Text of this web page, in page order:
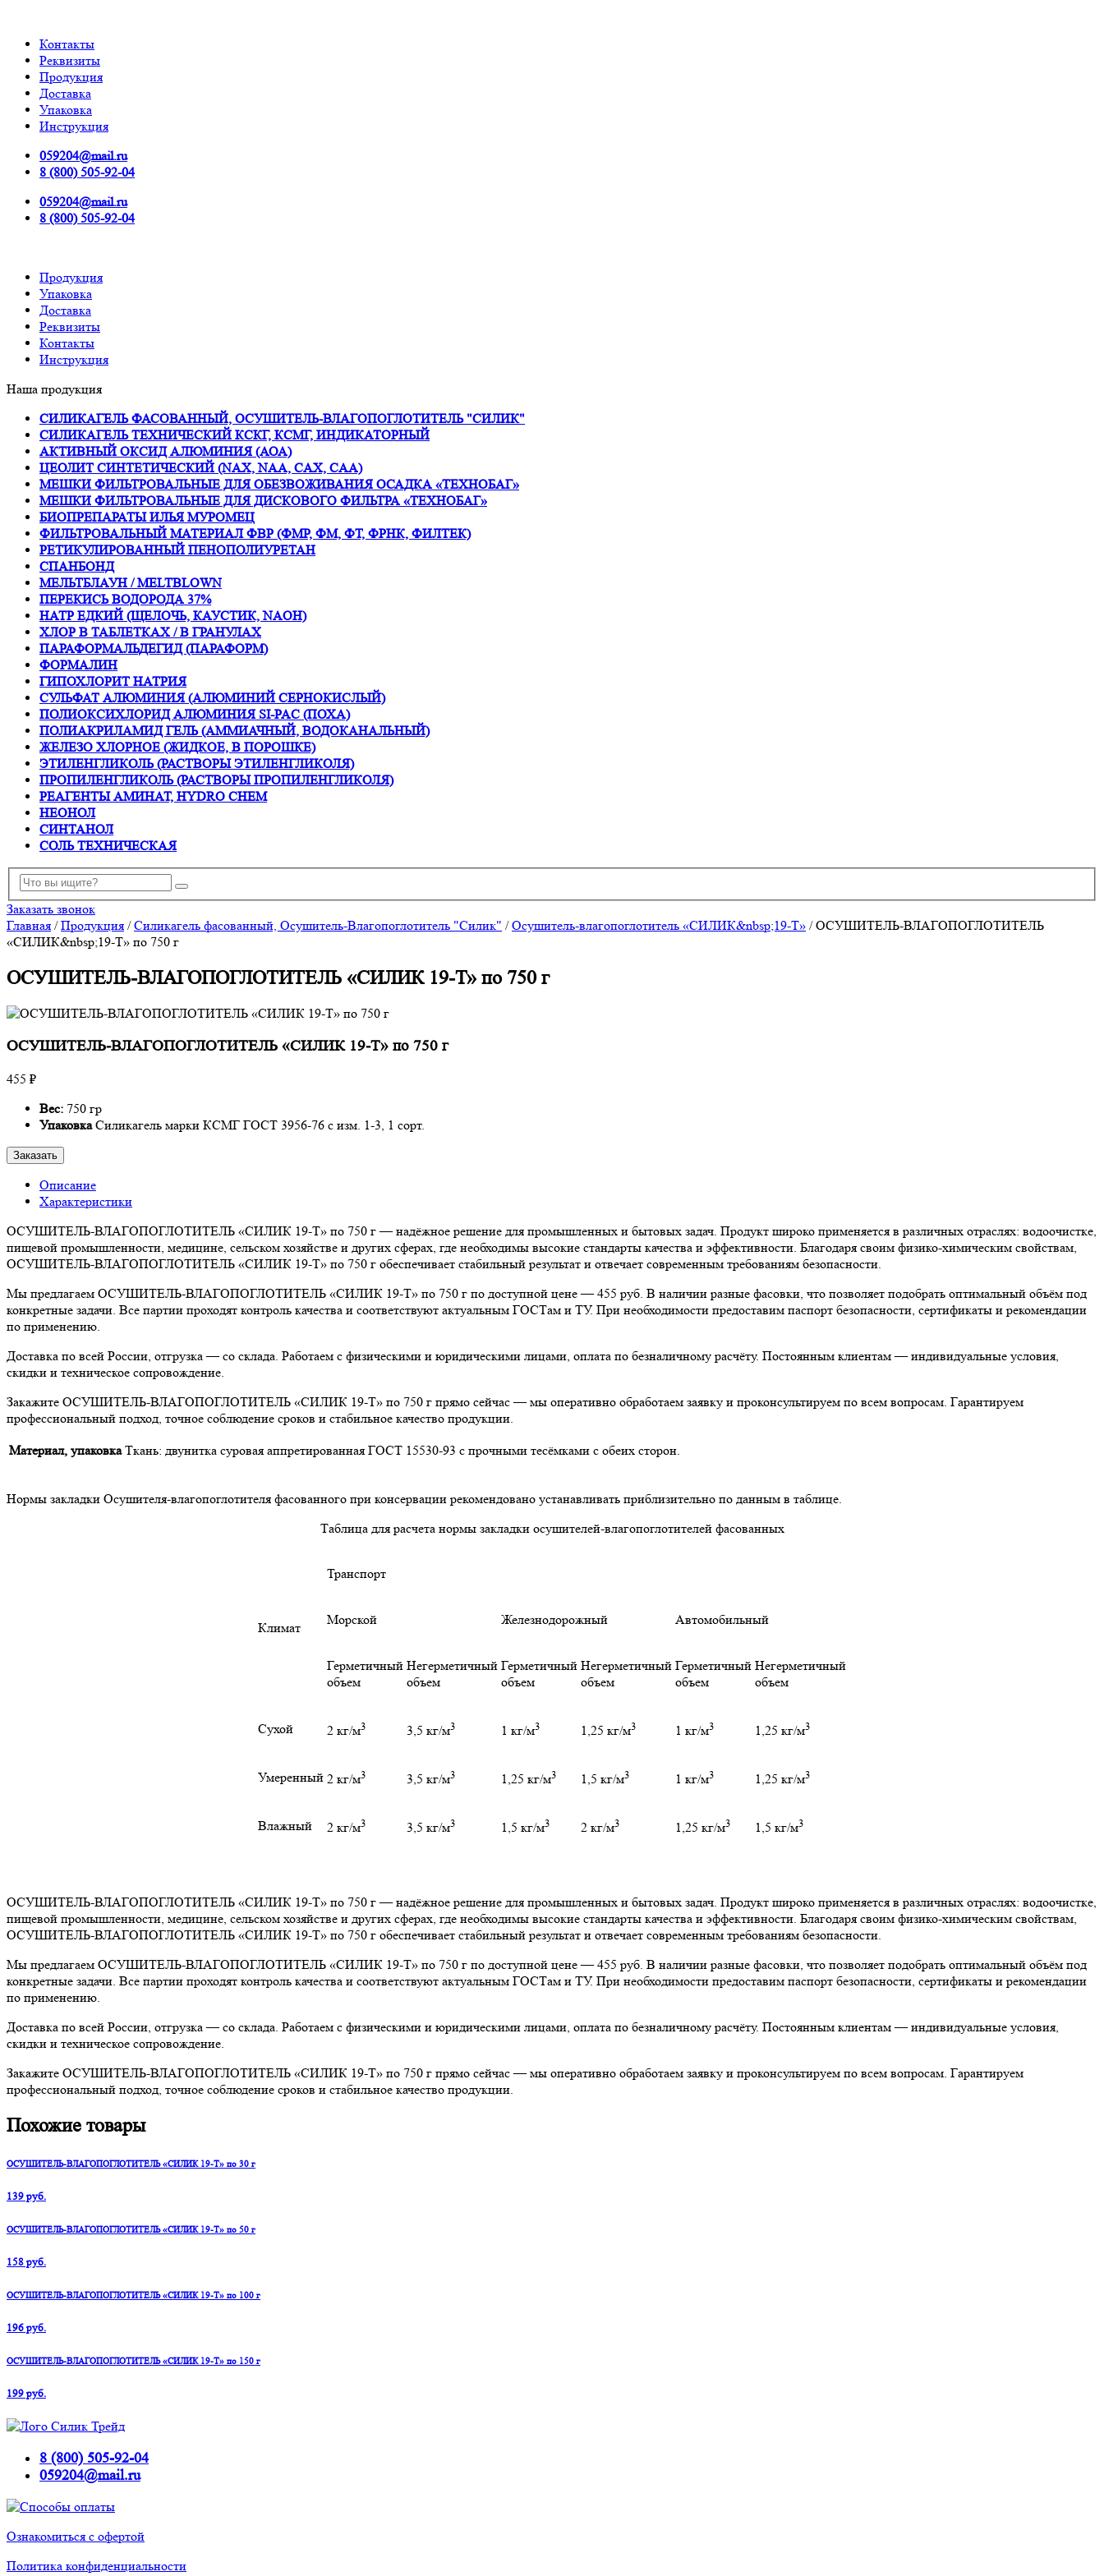
Контакты
Реквизиты
Продукция
Доставка
Упаковка
Инструкция
059204@mail.ru
8 (800) 505-92-04
059204@mail.ru
8 (800) 505-92-04
Продукция
Упаковка
Доставка
Реквизиты
Контакты
Инструкция
Наша продукция
СИЛИКАГЕЛЬ ФАСОВАННЫЙ, ОСУШИТЕЛЬ-ВЛАГОПОГЛОТИТЕЛЬ "СИЛИК"
СИЛИКАГЕЛЬ ТЕХНИЧЕСКИЙ КСКГ, КСМГ, ИНДИКАТОРНЫЙ
АКТИВНЫЙ ОКСИД АЛЮМИНИЯ (АОА)
ЦЕОЛИТ СИНТЕТИЧЕСКИЙ (NAX, NAA, CAX, CAA)
МЕШКИ ФИЛЬТРОВАЛЬНЫЕ ДЛЯ ОБЕЗВОЖИВАНИЯ ОСАДКА «ТЕХНОБАГ»
МЕШКИ ФИЛЬТРОВАЛЬНЫЕ ДЛЯ ДИСКОВОГО ФИЛЬТРА «ТЕХНОБАГ»
БИОПРЕПАРАТЫ ИЛЬЯ МУРОМЕЦ
ФИЛЬТРОВАЛЬНЫЙ МАТЕРИАЛ ФВР (ФМР, ФМ, ФТ, ФРНК, ФИЛТЕК)
РЕТИКУЛИРОВАННЫЙ ПЕНОПОЛИУРЕТАН
СПАНБОНД
МЕЛЬТБЛАУН / MELTBLOWN
ПЕРЕКИСЬ ВОДОРОДА 37%
НАТР ЕДКИЙ (ЩЕЛОЧЬ, КАУСТИК, NAOH)
ХЛОР В ТАБЛЕТКАХ / В ГРАНУЛАХ
ПАРАФОРМАЛЬДЕГИД (ПАРАФОРМ)
ФОРМАЛИН
ГИПОХЛОРИТ НАТРИЯ
СУЛЬФАТ АЛЮМИНИЯ (АЛЮМИНИЙ СЕРНОКИСЛЫЙ)
ПОЛИОКСИХЛОРИД АЛЮМИНИЯ SI-PAC (ПОХА)
ПОЛИАКРИЛАМИД ГЕЛЬ (АММИАЧНЫЙ, ВОДОКАНАЛЬНЫЙ)
ЖЕЛЕЗО ХЛОРНОЕ (ЖИДКОЕ, В ПОРОШКЕ)
ЭТИЛЕНГЛИКОЛЬ (РАСТВОРЫ ЭТИЛЕНГЛИКОЛЯ)
ПРОПИЛЕНГЛИКОЛЬ (РАСТВОРЫ ПРОПИЛЕНГЛИКОЛЯ)
РЕАГЕНТЫ АМИНАТ, HYDRO CHEM
НЕОНОЛ
СИНТАНОЛ
СОЛЬ ТЕХНИЧЕСКАЯ
Заказать звонок
Главная /Продукция /Силикагель фасованный, Осушитель-Влагопоглотитель "Силик" /Осушитель-влагопоглотитель «СИЛИК&nbsp;19-Т» /ОСУШИТЕЛЬ-ВЛАГОПОГЛОТИТЕЛЬ
«СИЛИК&nbsp;19-Т» по 750 г
ОСУШИТЕЛЬ-ВЛАГОПОГЛОТИТЕЛЬ «СИЛИК 19-Т» по 750 г
ОСУШИТЕЛЬ-ВЛАГОПОГЛОТИТЕЛЬ «СИЛИК 19-Т» по 750 г
455 ₽
Вес: 750 гр
Упаковка Силикагель марки КСМГ ГОСТ 3956-76 с изм. 1-3, 1 сорт.
Заказать
Описание
Характеристики
ОСУШИТЕЛЬ-ВЛАГОПОГЛОТИТЕЛЬ «СИЛИК 19-Т» по 750 г — надёжное решение для промышленных и бытовых задач. Продукт широко применяется в различных отраслях: водоочистке,
пищевой промышленности, медицине, сельском хозяйстве и других сферах, где необходимы высокие стандарты качества и эффективности. Благодаря своим физико-химическим свойствам,
ОСУШИТЕЛЬ-ВЛАГОПОГЛОТИТЕЛЬ «СИЛИК 19-Т» по 750 г обеспечивает стабильный результат и отвечает современным требованиям безопасности.
Мы предлагаем ОСУШИТЕЛЬ-ВЛАГОПОГЛОТИТЕЛЬ «СИЛИК 19-Т» по 750 г по доступной цене — 455 руб. В наличии разные фасовки, что позволяет подобрать оптимальный объём под
конкретные задачи. Все партии проходят контроль качества и соответствуют актуальным ГОСТам и ТУ. При необходимости предоставим паспорт безопасности, сертификаты и рекомендации
по применению.
Доставка по всей России, отгрузка — со склада. Работаем с физическими и юридическими лицами, оплата по безналичному расчёту. Постоянным клиентам — индивидуальные условия,
скидки и техническое сопровождение.
Закажите ОСУШИТЕЛЬ-ВЛАГОПОГЛОТИТЕЛЬ «СИЛИК 19-Т» по 750 г прямо сейчас — мы оперативно обработаем заявку и проконсультируем по всем вопросам. Гарантируем
профессиональный подход, точное соблюдение сроков и стабильное качество продукции.
Материал, упаковка Ткань: двунитка суровая аппретированная ГОСТ 15530-93 с прочными тесёмками с обеих сторон.
Нормы закладки Осушителя-влагопоглотителя фасованного при консервации рекомендовано устанавливать приблизительно по данным в таблице.
Таблица для расчета нормы закладки осушителей-влагопоглотителей фасованных
Климат
Транспорт
Морской Железнодорожный Автомобильный
Герметичный
объем
Негерметичный
объем
Герметичный
объем
Негерметичный
объем
Герметичный
объем
Негерметичный
объем
Сухой 2 кг/м3 3,5 кг/м3 1 кг/м3 1,25 кг/м3 1 кг/м3 1,25 кг/м3
Умеренный 2 кг/м3 3,5 кг/м3 1,25 кг/м3 1,5 кг/м3 1 кг/м3 1,25 кг/м3
Влажный 2 кг/м3 3,5 кг/м3 1,5 кг/м3 2 кг/м3 1,25 кг/м3 1,5 кг/м3
ОСУШИТЕЛЬ-ВЛАГОПОГЛОТИТЕЛЬ «СИЛИК 19-Т» по 750 г — надёжное решение для промышленных и бытовых задач. Продукт широко применяется в различных отраслях: водоочистке,
пищевой промышленности, медицине, сельском хозяйстве и других сферах, где необходимы высокие стандарты качества и эффективности. Благодаря своим физико-химическим свойствам,
ОСУШИТЕЛЬ-ВЛАГОПОГЛОТИТЕЛЬ «СИЛИК 19-Т» по 750 г обеспечивает стабильный результат и отвечает современным требованиям безопасности.
Мы предлагаем ОСУШИТЕЛЬ-ВЛАГОПОГЛОТИТЕЛЬ «СИЛИК 19-Т» по 750 г по доступной цене — 455 руб. В наличии разные фасовки, что позволяет подобрать оптимальный объём под
конкретные задачи. Все партии проходят контроль качества и соответствуют актуальным ГОСТам и ТУ. При необходимости предоставим паспорт безопасности, сертификаты и рекомендации
по применению.
Доставка по всей России, отгрузка — со склада. Работаем с физическими и юридическими лицами, оплата по безналичному расчёту. Постоянным клиентам — индивидуальные условия,
скидки и техническое сопровождение.
Закажите ОСУШИТЕЛЬ-ВЛАГОПОГЛОТИТЕЛЬ «СИЛИК 19-Т» по 750 г прямо сейчас — мы оперативно обработаем заявку и проконсультируем по всем вопросам. Гарантируем
профессиональный подход, точное соблюдение сроков и стабильное качество продукции.
Похожие товары
ОСУШИТЕЛЬ-ВЛАГОПОГЛОТИТЕЛЬ «СИЛИК 19-Т» по 30 г
139 руб.
ОСУШИТЕЛЬ-ВЛАГОПОГЛОТИТЕЛЬ «СИЛИК 19-Т» по 50 г
158 руб.
ОСУШИТЕЛЬ-ВЛАГОПОГЛОТИТЕЛЬ «СИЛИК 19-Т» по 100 г
196 руб.
ОСУШИТЕЛЬ-ВЛАГОПОГЛОТИТЕЛЬ «СИЛИК 19-Т» по 150 г
199 руб.
8 (800) 505-92-04
059204@mail.ru
Ознакомиться с офертой
Политика конфиденциальности